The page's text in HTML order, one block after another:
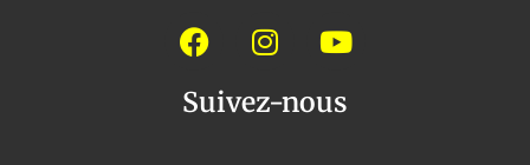
Suivez-nous